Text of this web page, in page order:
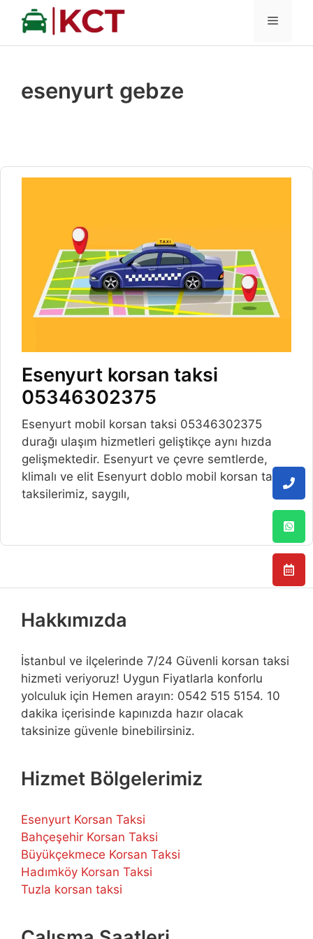
İçeriğe
MENÜ
esenyurt gebze
Esenyurt korsan taksi
05346302375
Esenyurt mobil korsan taksi 05346302375
durağı ulaşım hizmetleri geliştikçe aynı hızda
gelişmektedir. Esenyurt ve çevre semtlerde,
klimalı ve elit Esenyurt doblo mobil korsan taksi
taksilerimiz, saygılı,
Hakkımızda
İstanbul ve ilçelerinde 7/24 Güvenli korsan taksi
hizmeti veriyoruz! Uygun Fiyatlarla konforlu
yolculuk için Hemen arayın: 0542 515 5154. 10
dakika içerisinde kapınızda hazır olacak
taksinize güvenle binebilirsiniz.
Hizmet Bölgelerimiz
Esenyurt Korsan Taksi
Bahçeşehir Korsan Taksi
Büyükçekmece Korsan Taksi
Hadımköy Korsan Taksi
Tuzla korsan taksi